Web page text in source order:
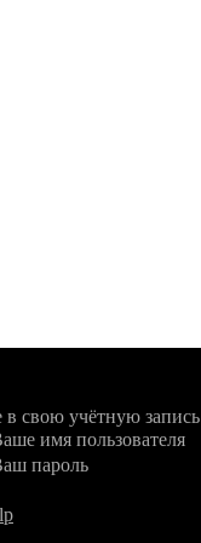
свою учётную запись
имя пользователя
пароль